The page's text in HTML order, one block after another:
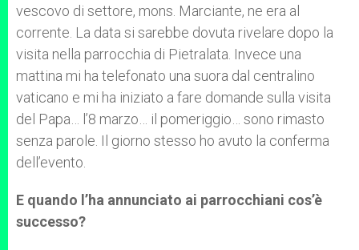
vescovo di settore, mons. Marciante, ne era al
corrente. La data si sarebbe dovuta rivelare dopo la
visita nella parrocchia di Pietralata. Invece una
mattina mi ha telefonato una suora dal centralino
vaticano e mi ha iniziato a fare domande sulla visita
del Papa… l’8 marzo… il pomeriggio… sono rimasto
senza parole. Il giorno stesso ho avuto la conferma
dell’evento.
E quando l’ha annunciato ai parrocchiani cos’è
successo?